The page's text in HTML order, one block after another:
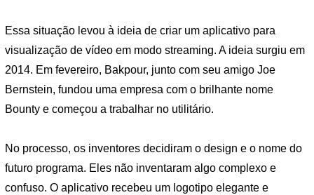
Essa situação levou à ideia de criar um aplicativo para
visualização de vídeo em modo streaming. A ideia surgiu em
2014. Em fevereiro, Bakpour, junto com seu amigo Joe
Bernstein, fundou uma empresa com o brilhante nome
Bounty e começou a trabalhar no utilitário.
No processo, os inventores decidiram o design e o nome do
futuro programa. Eles não inventaram algo complexo e
confuso. O aplicativo recebeu um logotipo elegante e